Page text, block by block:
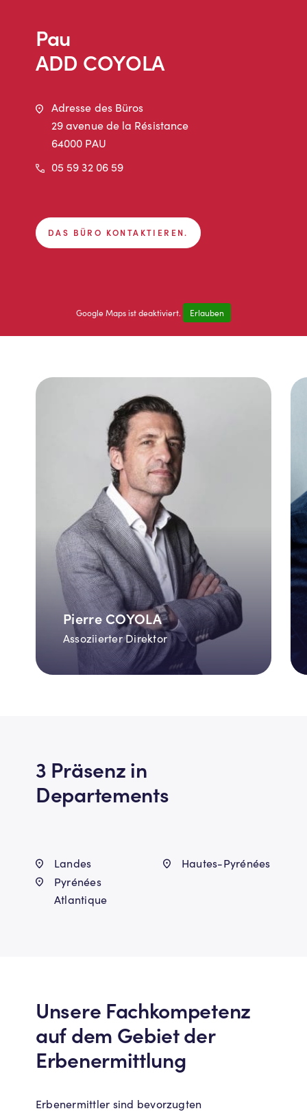
Pau
ADD COYOLA
Adresse
Adresse des Büros
29 avenue de la Résistance
64000 PAU
Telefon
05 59 32 06 59
DAS BÜRO KONTAKTIEREN.
Google Maps ist deaktiviert. Erlauben
Pierre COYOLA
Assoziierter Direktor
3 Präsenz in
Departements
Landes
Hautes-Pyrénées
Pyrénées
Atlantique
Unsere Fachkompetenz
auf dem Gebiet der
Erbenermittlung
Erbenermittler sind bevorzugten